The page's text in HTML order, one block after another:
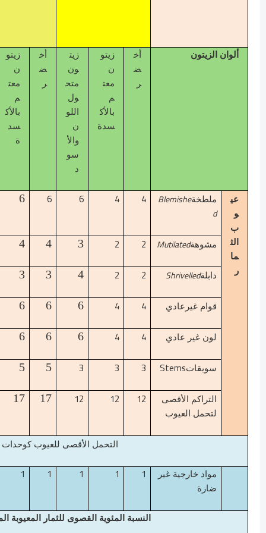
ألوان الزيتون
أخ
ض
ر
زيتو
ن
معت
م
بالأك
سدة
زيت
ون
متح
ول
اللو
ن
والأ
سو
د
أخ
ض
ر
زيتو
ن
معت
م
بالأك
سد
ة
عي
و
ب
الث
ما
ر
ملطخةBlemishe
d
4
4
6
6
6
مشوهةMutilated
2
2
3
4
4
دابلةShrivelled
2
2
4
3
3
قوام غيرعادي 4
4
6
6
6
لون غير عادي 4
4
6
6
6
سويقاتStems
3
3
3
5
5
التراكم الأقصى
لتحمل العيوب
12
12
12
17
17
التحمل الأقصى للعيوب
مواد خارجية غير
ضارة
1
1
1
1
1
النسبة المئوية القصوى للثمار المعيوبة